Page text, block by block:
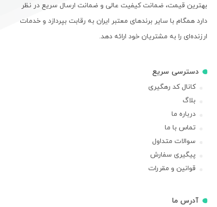
بهترین قیمت، ضمانت کیفیت عالی و ضمانت ارسال سریع در نظر
دارد همگام با سایر برندهای معتبر ایران به رقابت بپردازد و خدمات
ارزنده‌ای را به مشتریان خود ارائه دهد.
دسترسی سریع
کانال کد رهگیری
بلاگ
درباره ما
تماس با ما
سوالات متداول
پیگیری سفارش
قوانین و مقررات
آدرس ما